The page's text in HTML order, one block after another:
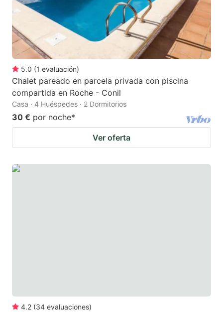
5.0 (1 evaluación)
Chalet pareado en parcela privada con piscina
compartida en Roche - Conil
Casa · 4 Huéspedes · 2 Dormitorios
30 € por noche*
Ver oferta
4.2 (34 evaluaciones)